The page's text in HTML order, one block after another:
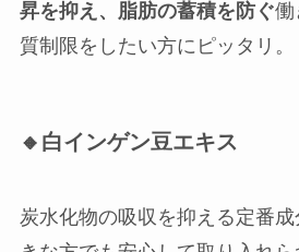
昇を抑え、脂肪の蓄積を防ぐ働
質制限をしたい方にピッタリ。
🔸白インゲン豆エキス
炭水化物の吸収を抑える定番